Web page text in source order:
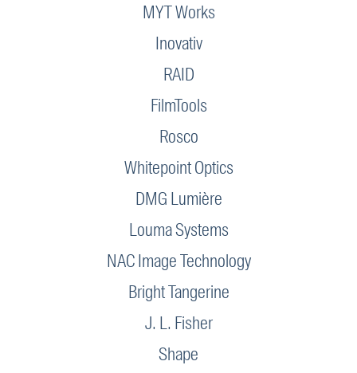
MYT Works
Inovativ
RAID
FilmTools
Rosco
Whitepoint Optics
DMG Lumière
Louma Systems
NAC Image Technology
Bright Tangerine
J. L. Fisher
Shape